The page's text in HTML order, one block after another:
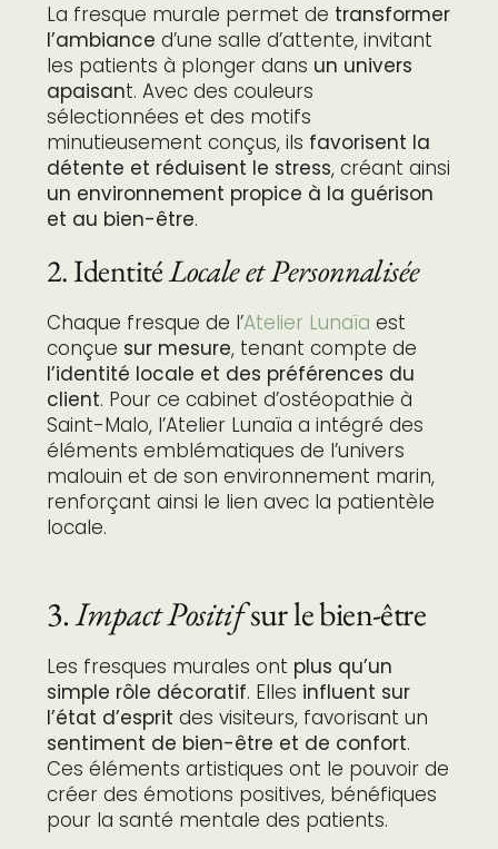
La fresque murale permet de transformer
l’ambiance d’une salle d’attente, invitant
les patients à plonger dans un univers
apaisant. Avec des couleurs
sélectionnées et des motifs
minutieusement conçus, ils favorisent la
détente et réduisent le stress, créant ainsi
un environnement propice à la guérison
et au bien-être.
2. IdentitéLocale et Personnalisée
Chaque fresque de l’Atelier Lunaïa est
conçue sur mesure, tenant compte de
l’identité locale et des préférences du
client. Pour ce cabinet d’ostéopathie à
Saint-Malo, l’Atelier Lunaïa a intégré des
éléments emblématiques de l’univers
malouin et de son environnement marin,
renforçant ainsi le lien avec la patientèle
locale.
3.Impact Positifsur le bien-être
Les fresques murales ont plus qu’un
simple rôle décoratif. Elles influent sur
l’état d’esprit des visiteurs, favorisant un
sentiment de bien-être et de confort.
Ces éléments artistiques ont le pouvoir de
créer des émotions positives, bénéfiques
pour la santé mentale des patients.